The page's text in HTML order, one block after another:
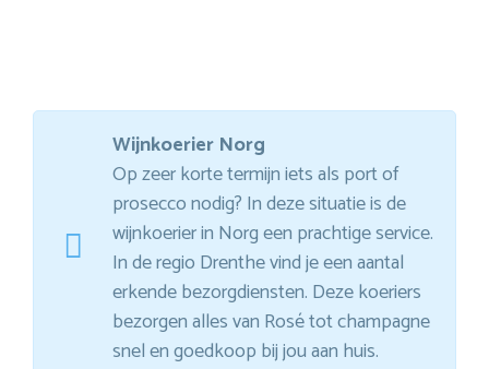
Wijnkoerier Norg
Op zeer korte termijn iets als port of
prosecco nodig? In deze situatie is de
wijnkoerier in Norg een prachtige service.
In de regio Drenthe vind je een aantal
erkende bezorgdiensten. Deze koeriers
bezorgen alles van Rosé tot champagne
snel en goedkoop bij jou aan huis.